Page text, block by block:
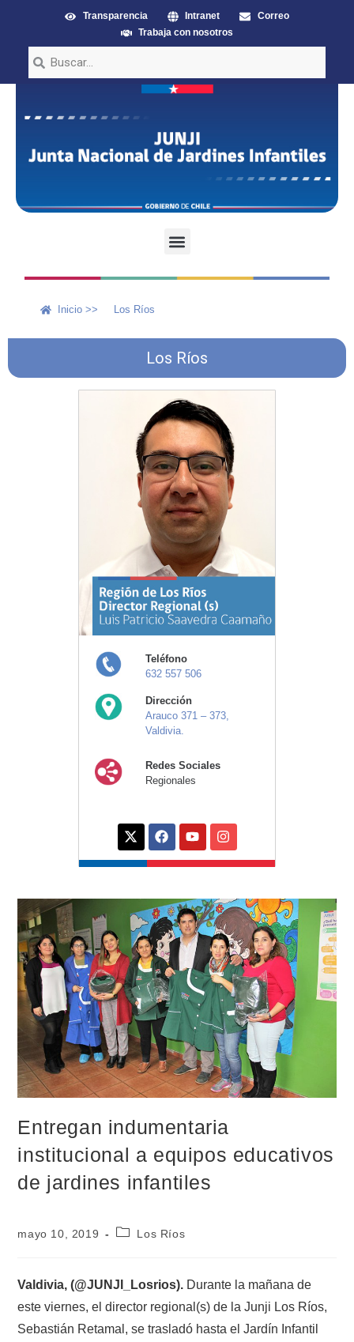
Transparencia Intranet
Correo
Trabaja con nosotros
Inicio >> Los Ríos
Los Ríos
Teléfono
632 557 506
Dirección
Arauco 371 – 373,
Valdivia.
Redes Sociales
Regionales
Entregan indumentaria
institucional a equipos educativos
de jardines infantiles
mayo 10, 2019 Los Ríos
Valdivia, (@JUNJI_Losrios). Durante la mañana de
este viernes, el director regional(s) de la Junji Los Ríos,
Sebastián Retamal, se trasladó hasta el Jardín Infantil